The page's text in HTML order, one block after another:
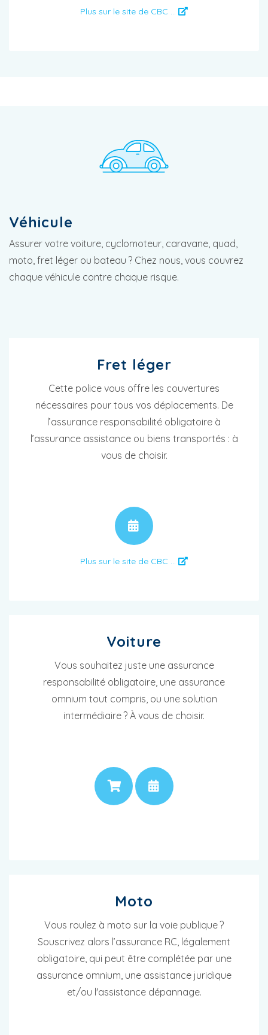
Plus sur le site de CBC ...
Véhicule
Assurer votre voiture, cyclomoteur, caravane, quad,
moto, fret léger ou bateau ? Chez nous, vous couvrez
chaque véhicule contre chaque risque.
Fret léger
Cette police vous offre les couvertures
nécessaires pour tous vos déplacements. De
l’assurance responsabilité obligatoire à
l’assurance assistance ou biens transportés : à
vous de choisir.
Plus sur le site de CBC ...
Voiture
Vous souhaitez juste une assurance
responsabilité obligatoire, une assurance
omnium tout compris, ou une solution
intermédiaire ? À vous de choisir.
PRIX
Moto
Vous roulez à moto sur la voie publique ?
Souscrivez alors l’assurance RC, légalement
obligatoire, qui peut être complétée par une
assurance omnium, une assistance juridique
et/ou l'assistance dépannage.